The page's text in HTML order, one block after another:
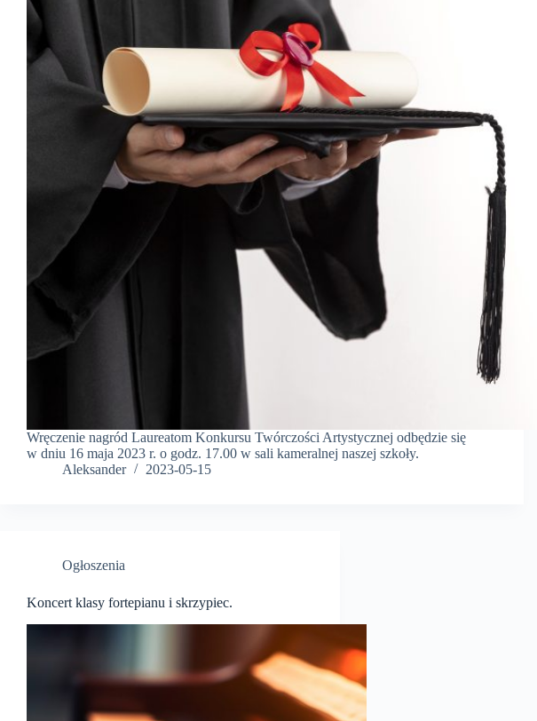
Wręczenie nagród Laureatom Konkursu Twórczości Artystycznej odbędzie się
w dniu 16 maja 2023 r. o godz. 17.00 w sali kameralnej naszej szkoły.
Aleksander
2023-05-15
Ogłoszenia
Koncert klasy fortepianu i skrzypiec.